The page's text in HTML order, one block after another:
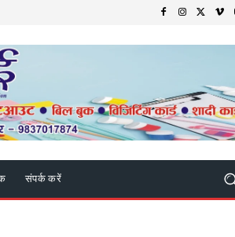
संपर्क करें